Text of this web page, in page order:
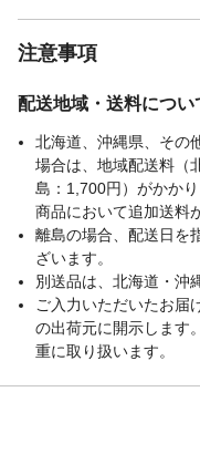
注意事項
配送地域・送料につい
北海道、沖縄県、その
場合は、地域配送料（
島：1,700円）がかか
商品において追加送料
離島の場合、配送日を
ざいます。
別送品は、北海道・沖
ご入力いただいたお届
の出荷元に開示します
重に取り扱います。